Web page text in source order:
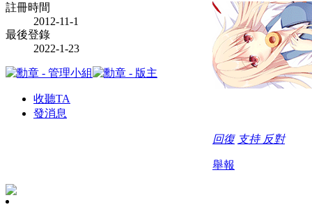
註冊時間
2012-11-1
最後登錄
2022-1-23
收聽TA
發消息
回復 支持 反對
舉報